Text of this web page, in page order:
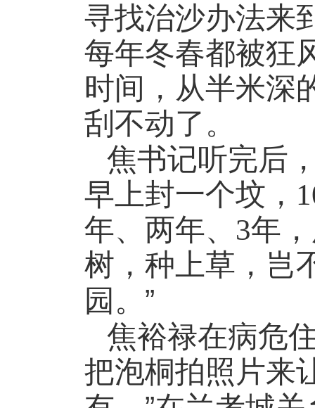
寻找治沙办法来
每年冬春都被狂
时间，从半米深
刮不动了。
焦书记听完后
早上封一个坟，
年、两年、 3年
树，种上草，岂
园。 ”
焦裕禄在病危
把泡桐拍照片来